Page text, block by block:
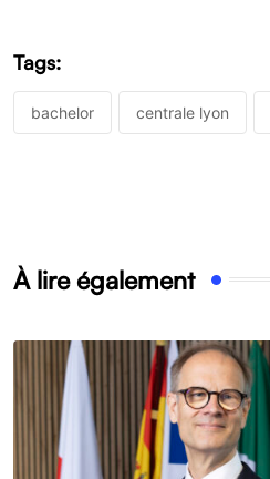
Tags:
bachelor centrale lyon
À lire également